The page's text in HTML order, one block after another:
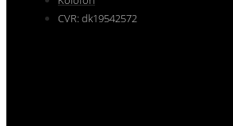
CVR: dk19542572